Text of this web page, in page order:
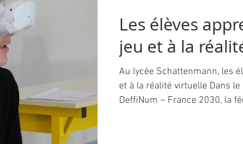
Les élèves
jeu et à la
Au lycée Schattenmann, les élèves apprennent grâce au jeu
et à la réalité virtuelle Dans
DeffiNum – France 2030, la